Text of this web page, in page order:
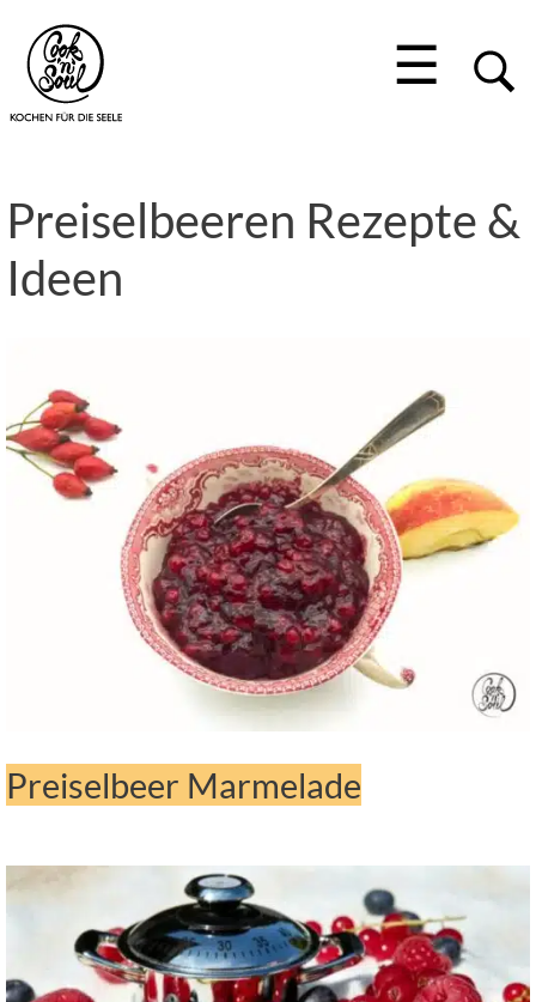
☰
Preiselbeeren Rezepte &
Ideen
Preiselbeer Marmelade